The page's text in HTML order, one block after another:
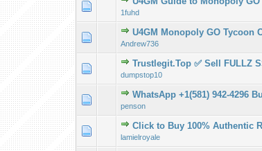
1fuhd
U4GM Monopoly GO Tycoon
Andrew736
Trustlegit.Top ✅ Sell FULLZ
dumpstop10
WhatsApp +1(581) 942-4296
penson
Click to Buy 100% Authentic
lamielroyale